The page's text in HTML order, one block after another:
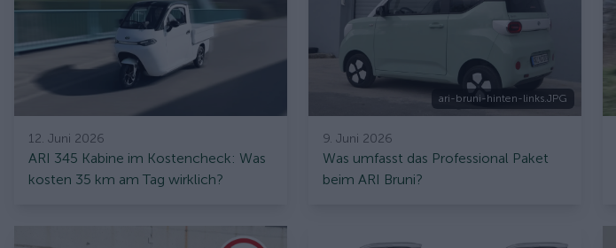
12. Juni 2026
ARI 345 Kabine im Kostencheck: Was
kosten 35 km am Tag wirklich?
ari-bruni-hinten-links.JPG
9. Juni 2026
Was umfasst das Professional Paket
beim ARI Bruni?